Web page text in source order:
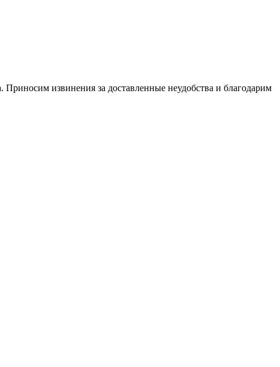
извинения за доставленные неудобства и благодарим